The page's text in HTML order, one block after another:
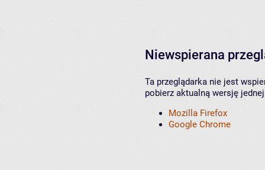
Niewspierana
Ta przeglądarka nie jest
pobierz aktualną wersję
Mozilla Firefox
Google Chrome